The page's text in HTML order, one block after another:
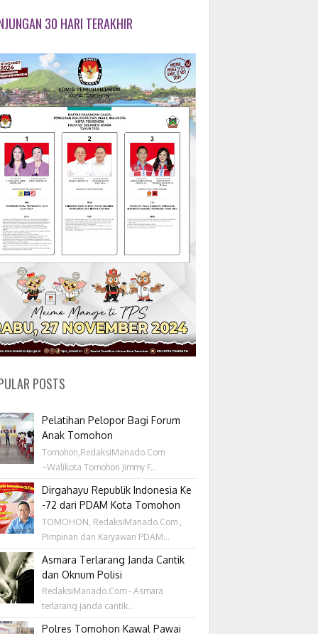
30 HARI TERAKHIR
POSTS
Pelatihan Pelopor Bagi Forum
Anak Tomohon
Tomohon,RedaksiManado.Com
~Walikota Tomohon Jimmy F...
Dirgahayu Republik Indonesia Ke
-72 dari PDAM Kota Tomohon
TOMOHON, RedaksiManado.Com ,
Pimpinan dan Karyawan PDAM...
Asmara Terlarang Janda Cantik
dan Oknum Polisi
RedaksiManado.Com - Asmara
terlarang janda cantik...
Polres Tomohon Kawal Pawai